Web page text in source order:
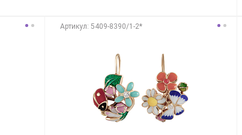
Aртикул: 5409-8390/1-2*